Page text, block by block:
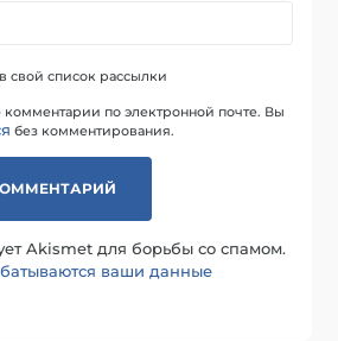
свой список рассылки
комментарии по электронной почте. Вы
без комментирования.
Akismet для борьбы со спамом.
ваши данные